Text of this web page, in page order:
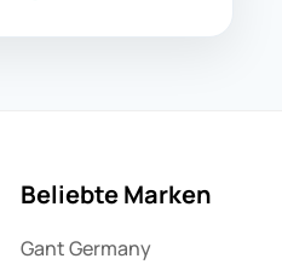
Beliebte Marken
Gant Germany